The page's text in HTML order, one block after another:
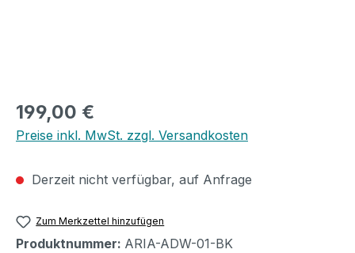
Regulärer Preis:
199,00 €
Preise inkl. MwSt. zzgl. Versandkosten
Derzeit nicht verfügbar, auf Anfrage
Zum Merkzettel hinzufügen
Produktnummer: ARIA-ADW-01-BK